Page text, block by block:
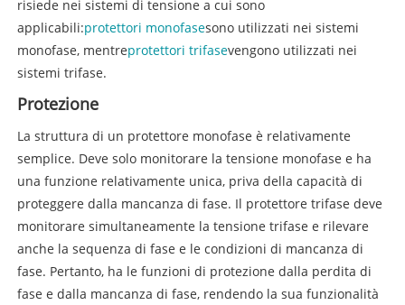
risiede nei sistemi di tensione a cui sono
applicabili:protettori monofasesono utilizzati nei sistemi
monofase, mentreprotettori trifasevengono utilizzati nei
sistemi trifase.
Protezione
La struttura di un protettore monofase è relativamente
semplice. Deve solo monitorare la tensione monofase e ha
una funzione relativamente unica, priva della capacità di
proteggere dalla mancanza di fase. Il protettore trifase deve
monitorare simultaneamente la tensione trifase e rilevare
anche la sequenza di fase e le condizioni di mancanza di
fase. Pertanto, ha le funzioni di protezione dalla perdita di
fase e dalla mancanza di fase, rendendo la sua funzionalità